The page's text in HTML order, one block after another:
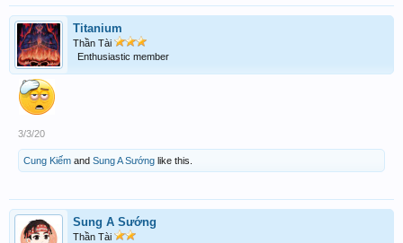
Titanium
Thần Tài
Enthusiastic member
3/3/20
Cung Kiếm and Sung A Sướng like this.
Sung A Sướng
Thần Tài